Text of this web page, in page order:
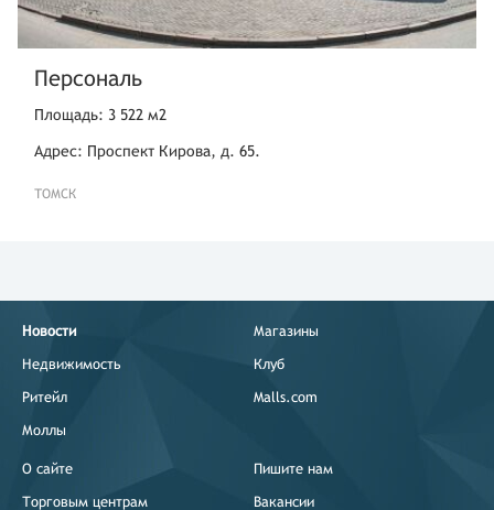
Персональ
Площадь: 3 522 м2
Адрес: Проспект Кирова, д. 65.
ТОМСК
Новости
Недвижимость
Ритейл
Моллы
Магазины
Клуб
Malls.com
О сайте
Торговым центрам
Пишите нам
Вакансии